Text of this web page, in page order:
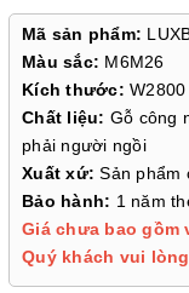
Mã sản phẩm:
Màu sắc: M6M26
Kích thước:
Chất liệu: Gỗ công
phải người ngồi
Xuất xứ:Sản phẩm
Bảo hành: 1 năm
Giá chưa bao gồm
Quý khách vui